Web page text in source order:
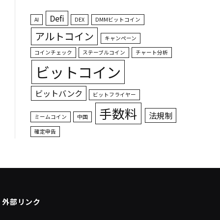
AI Defi DEX DMMビットコイン
アルトコイン
キャンペーン
コインチェック
ステーブルコイン チャート分析
ビットコイン
ビットバンク ビットフライヤー
ミームコイン 中国 手数料 法規制
確定申告
外部リンク